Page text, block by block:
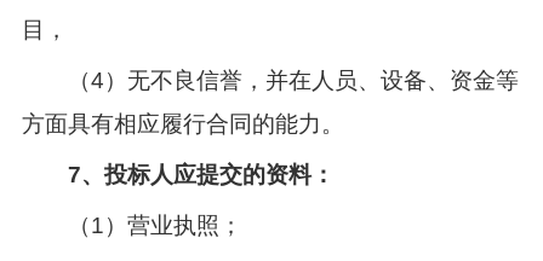
目，
（4）无不良信誉，并在人员、设备、资金等
方面具有相应履行合同的能力。
7、投标人应提交的资料：
（1）营业执照；